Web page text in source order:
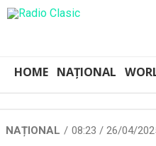
HOME NAȚIONAL
NAȚIONAL 08:23 / 26/04/